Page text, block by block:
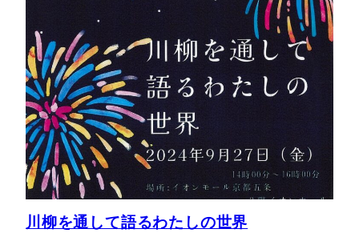
川柳を通して語るわたしの世界